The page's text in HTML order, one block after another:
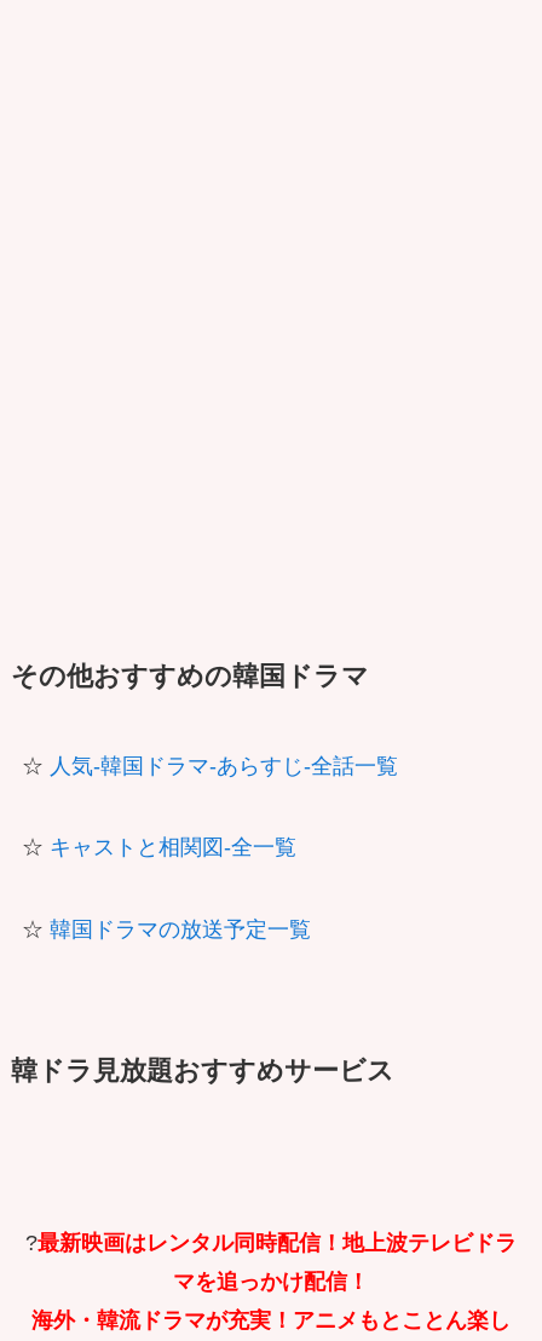
その他おすすめの韓国ドラマ
☆ 人気-韓国ドラマ-あらすじ-全話一覧
☆ キャストと相関図-全一覧
☆ 韓国ドラマの放送予定一覧
韓ドラ見放題おすすめサービス
?最新映画はレンタル同時配信！地上波テレビドラ
マを追っかけ配信！
海外・韓流ドラマが充実！アニメもとことん楽し